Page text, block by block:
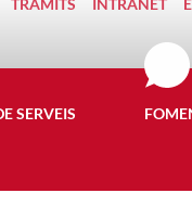
TRÀMITS INTRANET
SERVEIS